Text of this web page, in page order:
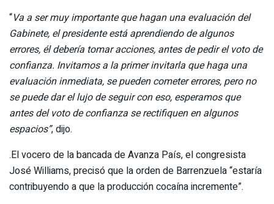
“Va a ser muy importante que hagan una evaluación del
Gabinete, el presidente está aprendiendo de algunos
errores, él debería tomar acciones, antes de pedir el voto de
confianza. Invitamos a la primer invitarla que haga una
evaluación inmediata, se pueden cometer errores, pero no
se puede dar el lujo de seguir con eso, esperamos que
antes del voto de confianza se rectifiquen en algunos
espacios”, dijo.
.El vocero de la bancada de Avanza País, el congresista
José Williams, precisó que la orden de Barrenzuela “estaría
contribuyendo a que la producción cocaína incremente”.